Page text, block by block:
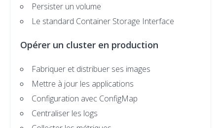
Persister un volume
Le standard Container Storage Interface
Opérer un cluster en production
Fabriquer et distribuer ses images
Mettre à jour les applications
Configuration avec ConfigMap
Centraliser les logs